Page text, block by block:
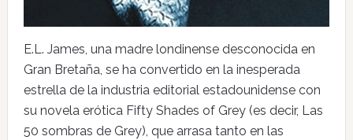
E.L. James, una madre londinense desconocida en
Gran Bretaña, se ha convertido en la inesperada
estrella de la industria editorial estadounidense con
su novela erótica Fifty Shades of Grey (es decir, Las
50 sombras de Grey), que arrasa tanto en las